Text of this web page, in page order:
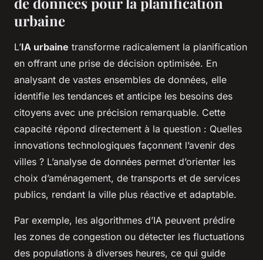
urbaine
L’IA urbaine transforme radicalement la planification
en offrant une prise de décision optimisée. En
analysant de vastes ensembles de données, elle
identifie les tendances et anticipe les besoins des
citoyens avec une précision remarquable. Cette
capacité répond directement à la question : Quelles
innovations technologiques façonnent l’avenir des
villes ? L’analyse de données permet d’orienter les
choix d’aménagement, de transports et de services
publics, rendant la ville plus réactive et adaptable.
Par exemple, les algorithmes d’IA peuvent prédire
les zones de congestion ou détecter les fluctuations
des populations à diverses heures, ce qui guide